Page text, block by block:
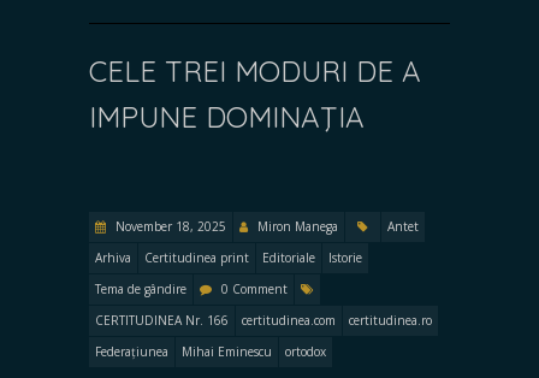
CELE TREI MODURI DE A
IMPUNE DOMINAŢIA
November 18, 2025 Miron Manega
Antet
Arhiva
Certitudinea print Editoriale
Istorie
Tema de gândire
0 Comment
CERTITUDINEA Nr. 166
certitudinea.com
certitudinea.ro
Federațiunea
Mihai Eminescu ortodox